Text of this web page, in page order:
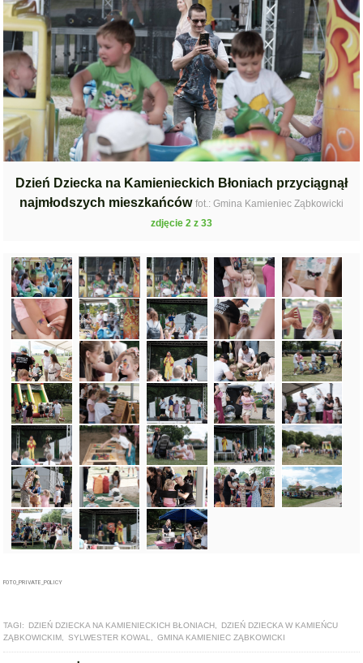
Dzień Dziecka na Kamienieckich Błoniach przyciągnął
najmłodszych mieszkańców fot.: Gmina Kamieniec Ząbkowicki
zdjęcie 2 z 33
FOTO_PRIVATE_POLICY
TAGI: DZIEŃ DZIECKA NA KAMIENIECKICH BŁONIACH
DZIEŃ DZIECKA W KAMIEŃCU
ZĄBKOWICKIM
SYLWESTER KOWAL GMINA KAMIENIEC ZĄBKOWICKI